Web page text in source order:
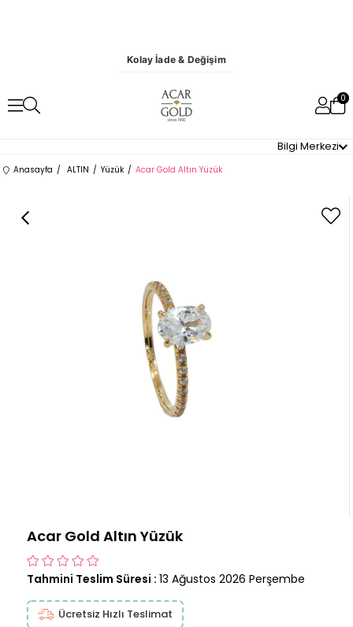
Kolay İade & Değişim
0
Bilgi Merkezi
Anasayfa ALTIN Yüzük Acar Gold Altın Yüzük
Acar Gold Altın Yüzük
Tahmini Teslim Süresi : 13 Ağustos 2026 Perşembe
Ücretsiz Hızlı Teslimat